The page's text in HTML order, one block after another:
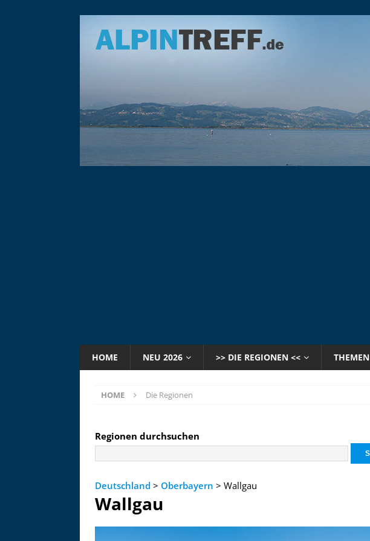
HOME NEU 2026 >> DIE REGIONEN << THEMEN
HOME Die Regionen
Regionen durchsuchen
Deutschland > Oberbayern > Wallgau
Wallgau